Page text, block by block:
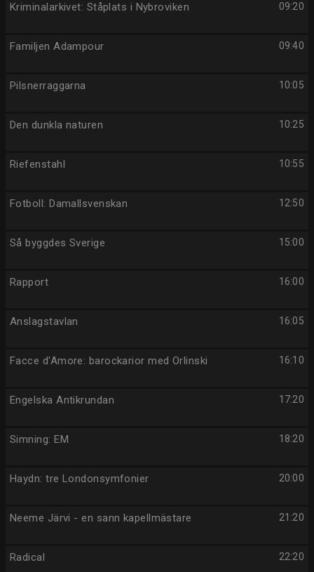
09:20
Kriminalarkivet: Ståplats i Nybroviken
09:40
Familjen Adampour
10:05
Pilsnerraggarna
10:25
Den dunkla naturen
10:55
Riefenstahl
12:50
Fotboll: Damallsvenskan
15:00
Så byggdes Sverige
16:00
Rapport
16:05
Anslagstavlan
16:10
Facce d'Amore: barockarior med Orlinski
17:20
Engelska Antikrundan
18:20
Simning: EM
20:00
Haydn: tre Londonsymfonier
21:20
Neeme Järvi - en sann kapellmästare
22:20
Radical